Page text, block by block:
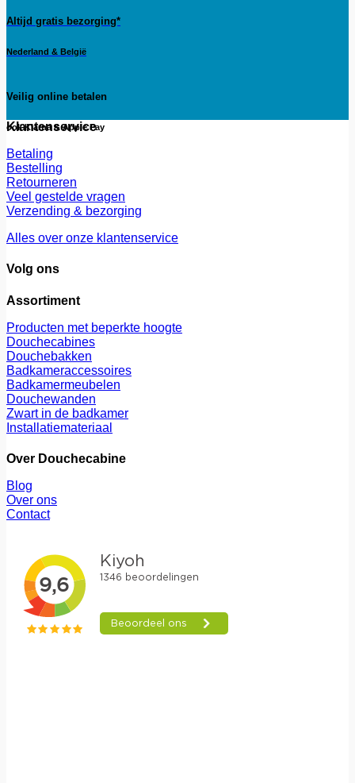
Altijd gratis bezorging*
Nederland & België
Veilig online betalen
ook Klarna & Apple Pay
Klantenservice
Betaling
Bestelling
Retourneren
Veel gestelde vragen
Verzending & bezorging
Alles over onze klantenservice
Volg ons
Assortiment
Producten met beperkte hoogte
Douchecabines
Douchebakken
Badkameraccessoires
Badkamermeubelen
Douchewanden
Zwart in de badkamer
Installatiemateriaal
Over Douchecabine
Blog
Over ons
Contact